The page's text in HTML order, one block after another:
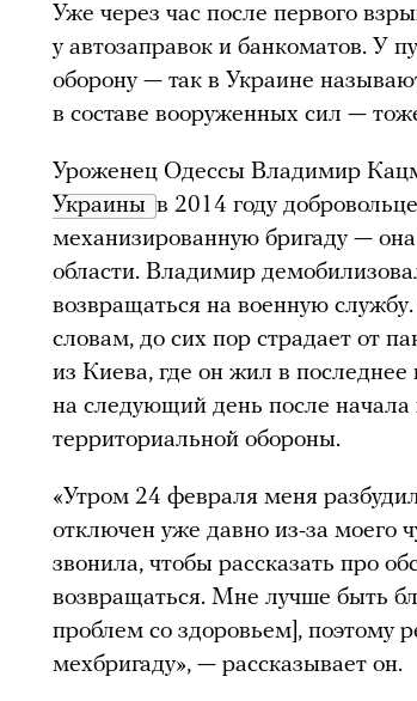
Уже через час после первого
у автозаправок и банкоматов. У
оборону — так в Украине
в составе вооруженных сил —
Уроженец Одессы Владимир
Украины в 2014 году
механизированную бригаду —
области. Владимир
возвращаться на военную
словам, до сих пор страдает от
из Киева, где он жил в
на следующий день после
территориальной обороны.
«Утром 24 февраля меня
отключен уже давно из-за моего
звонила, чтобы рассказать про
возвращаться. Мне лучше быть
проблем со здоровьем], поэтому
мехбригаду», — рассказывает он.